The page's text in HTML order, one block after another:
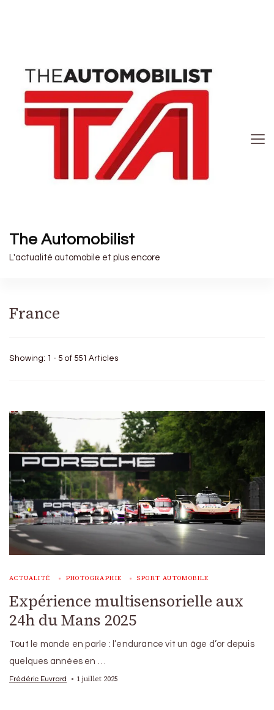
The Automobilist
L'actualité automobile et plus encore
France
Showing: 1 - 5 of 551 Articles
ACTUALITÉ PHOTOGRAPHIE SPORT AUTOMOBILE
Expérience multisensorielle aux
24h du Mans 2025
Tout le monde en parle : l’endurance vit un âge d’or depuis
quelques années en …
Frédéric Euvrard 1 juillet 2025